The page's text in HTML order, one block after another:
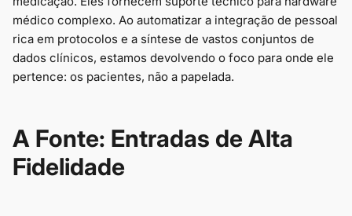
médico complexo. Ao automatizar a integração de pessoal
rica em protocolos e a síntese de vastos conjuntos de
dados clínicos, estamos devolvendo o foco para onde ele
pertence: os pacientes, não a papelada.
A Fonte: Entradas de Alta
Fidelidade